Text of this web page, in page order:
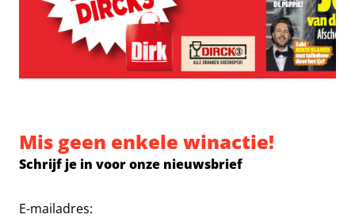
Mis geen enkele winactie!
Schrijf je in voor onze nieuwsbrief
E-mailadres: